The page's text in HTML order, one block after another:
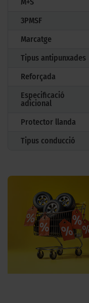
3PMSF
Marcatge
Tipus antipunxades
Reforçada
Especificació
adicional
Protector llanda
Tipus conducció